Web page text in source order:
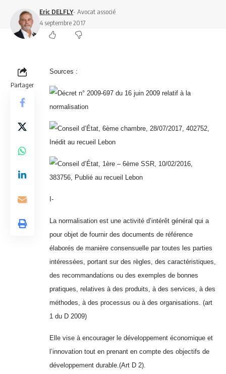
Eric DELFLY- Avocat associé
4 septembre 2017
Partager
Sources :
Décret n° 2009-697 du 16 juin 2009 relatif à la
normalisation
Conseil d’État, 6ème chambre, 28/07/2017, 402752,
Inédit au recueil Lebon
Conseil d’État, 1ère – 6ème SSR, 10/02/2016,
383756, Publié au recueil Lebon
I-
La normalisation est une activité d’intérêt général qui a
pour objet de fournir des documents de référence
élaborés de manière consensuelle par toutes les parties
intéressées, portant sur des règles, des caractéristiques,
des recommandations ou des exemples de bonnes
pratiques, relatives à des produits, à des services, à des
méthodes, à des processus ou à des organisations. (art
1 du D 2009)
Elle vise à encourager le développement économique et
l’innovation tout en prenant en compte des objectifs de
développement durable.(Art D 2).